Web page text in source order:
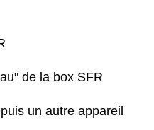
de la box SFR
un autre appareil